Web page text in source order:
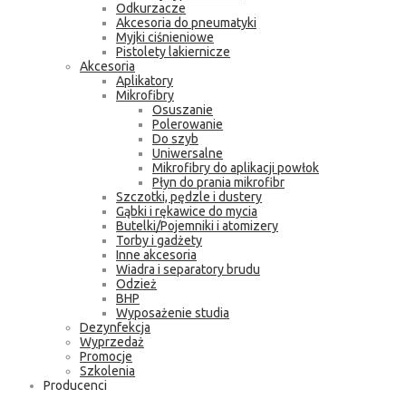
Odkurzacze
Akcesoria do pneumatyki
Myjki ciśnieniowe
Pistolety lakiernicze
Akcesoria
Aplikatory
Mikrofibry
Osuszanie
Polerowanie
Do szyb
Uniwersalne
Mikrofibry do aplikacji powłok
Płyn do prania mikrofibr
Szczotki, pędzle i dustery
Gąbki i rękawice do mycia
Butelki/Pojemniki i atomizery
Torby i gadżety
Inne akcesoria
Wiadra i separatory brudu
Odzież
BHP
Wyposażenie studia
Dezynfekcja
Wyprzedaż
Promocje
Szkolenia
Producenci